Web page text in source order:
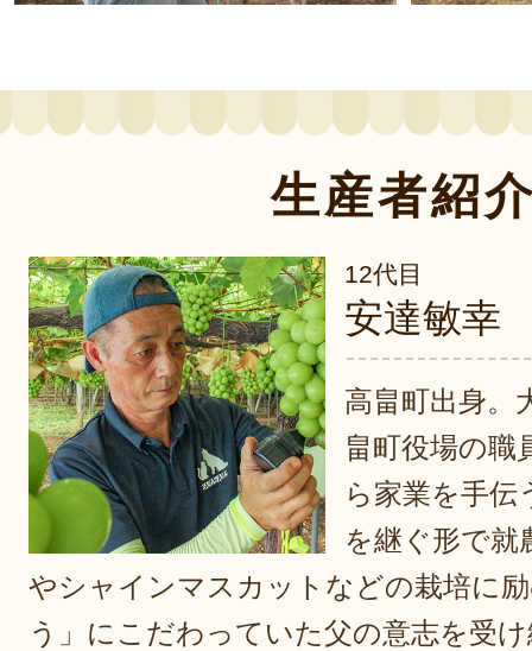
生産者紹
12代目
安達敏幸
高畠町出身。
畠町役場の職
ら家業を手伝
を継ぐ形で就
やシャインマスカットなどの栽培に
う」にこだわっていた父の意志を受